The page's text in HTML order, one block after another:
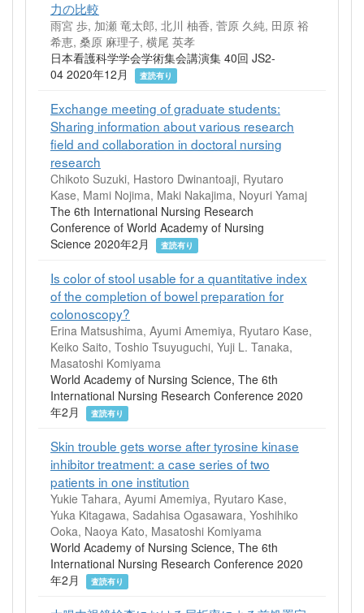
力の比較
雨宮 歩, 加瀬 竜太郎, 北川 柚香, 菅原 久純, 田原 裕
希恵, 桑原 麻理子, 横尾 英孝
日本看護科学学会学術集会講演集 40回 JS2-
04 2020年12月
査読有り
Exchange meeting of graduate students:
Sharing information about various research
field and collaboration in doctoral nursing
research
Chikoto Suzuki, Hastoro Dwinantoaji, Ryutaro
Kase, Mami Nojima, Maki Nakajima, Noyuri Yamaj
The 6th International Nursing Research
Conference of World Academy of Nursing
Science 2020年2月
査読有り
Is color of stool usable for a quantitative index
of the completion of bowel preparation for
colonoscopy?
Erina Matsushima, Ayumi Amemiya, Ryutaro Kase,
Keiko Saito, Toshio Tsuyuguchi, Yuji L. Tanaka,
Masatoshi Komiyama
World Academy of Nursing Science, The 6th
International Nursing Research Conference 2020
年2月
査読有り
Skin trouble gets worse after tyrosine kinase
inhibitor treatment: a case series of two
patients in one institution
Yukie Tahara, Ayumi Amemiya, Ryutaro Kase,
Yuka Kitagawa, Sadahisa Ogasawara, Yoshihiko
Ooka, Naoya Kato, Masatoshi Komiyama
World Academy of Nursing Science, The 6th
International Nursing Research Conference 2020
年2月
査読有り